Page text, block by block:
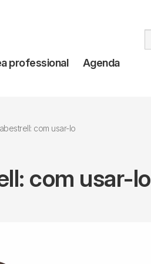
professional Agenda
com usar-lo
com usar-lo